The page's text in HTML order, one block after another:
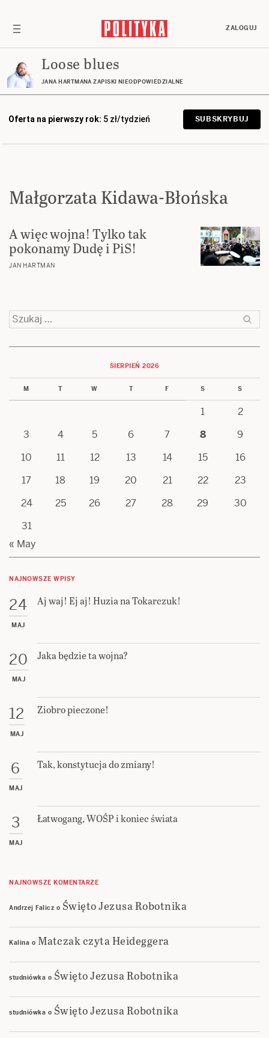
ZALOGUJ
Loose blues
JANA HARTMANA ZAPISKI NIEODPOWIEDZIALNE
Oferta na pierwszy rok: 5 zł/tydzień SUBSKRYBUJ
Małgorzata Kidawa-Błońska
A więc wojna! Tylko tak
pokonamy Dudę i PiS!
JAN HARTMAN
Szukaj:
SIERPIEŃ 2026
M T W T F S S
1
2
3
4 5 6 7 8
9
10
11 12 13 14 15
16
17
18 19 20 21 22
23
24
25 26 27 28 29
30
31
« May
NAJNOWSZE WPISY
24
MAJ
Aj waj! Ej aj! Huzia na Tokarczuk!
20
MAJ
Jaka będzie ta wojna?
12
MAJ
Ziobro pieczone!
6
MAJ
Tak, konstytucja do zmiany!
3
MAJ
Łatwogang, WOŚP i koniec świata
NAJNOWSZE KOMENTARZE
Andrzej Falicz o Święto Jezusa Robotnika
Kalina o Matczak czyta Heideggera
studniówka o Święto Jezusa Robotnika
studniówka o Święto Jezusa Robotnika